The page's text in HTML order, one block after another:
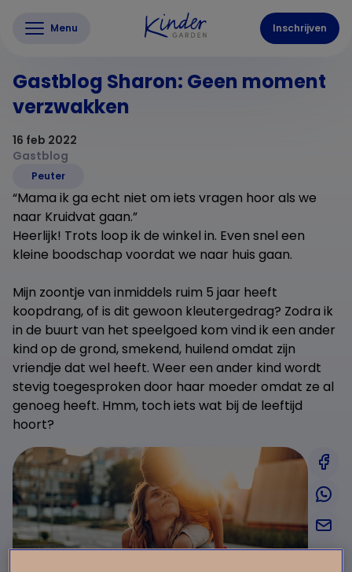
Menu Inschrijven
Gastblog Sharon: Geen moment
verzwakken
16 feb 2022
Gastblog
Peuter
“Mama ik ga echt niet om iets vragen hoor als we
naar Kruidvat gaan.”
Heerlijk! Trots loop ik de winkel in. Even snel een
kleine boodschap voordat we naar huis gaan.
Mijn zoontje van inmiddels ruim 5 jaar heeft
koopdrang, of is dit gewoon kleutergedrag? Zodra ik
in de buurt van het speelgoed kom vind ik een ander
kind op de grond, smekend, huilend omdat zijn
vriendje dat wel heeft. Weer een ander kind wordt
stevig toegesproken door haar moeder omdat ze al
genoeg heeft. Hmm, toch iets wat bij de leeftijd
hoort?